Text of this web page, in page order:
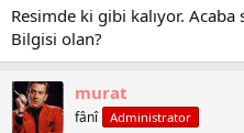
Resimde ki gibi kalıyor. Acaba
Bilgisi olan?
murat
fânî Administrator